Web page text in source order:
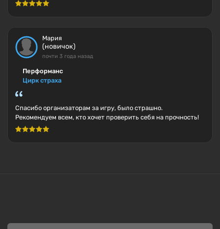
Мария
(новичок)
почти 3 года назад
Перформанс
Цирк страха
Спасибо организаторам за игру, было страшно.
Рекомендуем всем, кто хочет проверить себя на прочность!